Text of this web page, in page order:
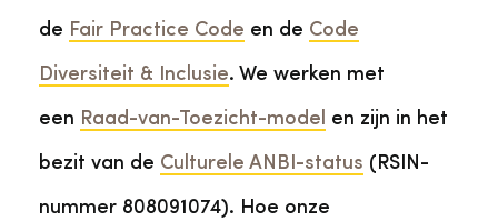
de Fair Practice Code en de Code
Diversiteit & Inclusie. We werken met
een Raad-van-Toezicht-model en zijn in het
bezit van de Culturele ANBI-status (RSIN-
nummer 808091074). Hoe onze